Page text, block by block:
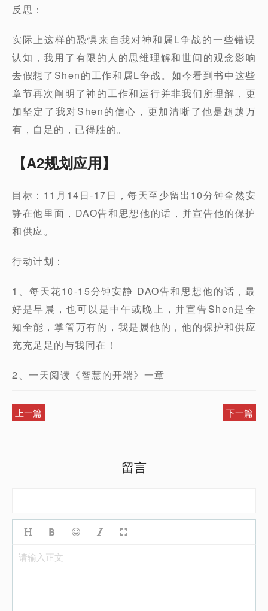
反思：
实际上这样的恐惧来自我对神和属L争战的一些错误
认知，我用了有限的人的思维理解和世间的观念影响
去假想了Shen的工作和属L争战。如今看到书中这些
章节再次阐明了神的工作和运行并非我们所理解，更
加坚定了我对Shen的信心，更加清晰了他是超越万
有，自足的，已得胜的。
【A2规划应用】
目标：11月14日-17日，每天至少留出10分钟全然安
静在他里面，DAO告和思想他的话，并宣告他的保护
和供应。
行动计划：
1、每天花10-15分钟安静 DAO告和思想他的话，最
好是早晨，也可以是中午或晚上，并宣告Shen是全
知全能，掌管万有的，我是属他的，他的保护和供应
充充足足的与我同在！
2、一天阅读《智慧的开端》一章
上一篇 下一篇
留言
请输入正文